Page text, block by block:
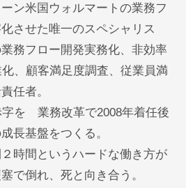
ン米国ウォルマートの業務フ
させた唯一のスペシャリス
務フロー開発実務化、非効率
、顧客満足度調査、従業員満
任者。
字を 業務改革で2008年着任後
長基盤をつくる。
時間というハードな働き方が
で倒れ、死と向き合う。